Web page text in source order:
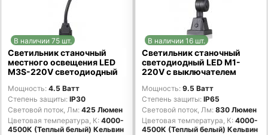
В наличии 75 шт.
Светильник станочный
местного освещения LED
M3S-220V светодиодный
Мощность 4.5 Ватт
Степень защиты IP30
Световой поток, Лм 425 Люмен
Цветовая температура, К 4000-
4500К (Теплый белый) Кельвин
В наличии 16 шт.
Светильник станочный
светодиодный LED M1-
220V с выключателем
Мощность 9.5 Ватт
Степень защиты IP65
Световой поток, Лм 830 Люмен
Цветовая температура, К 4000-
4500К (Теплый белый) Кельвин